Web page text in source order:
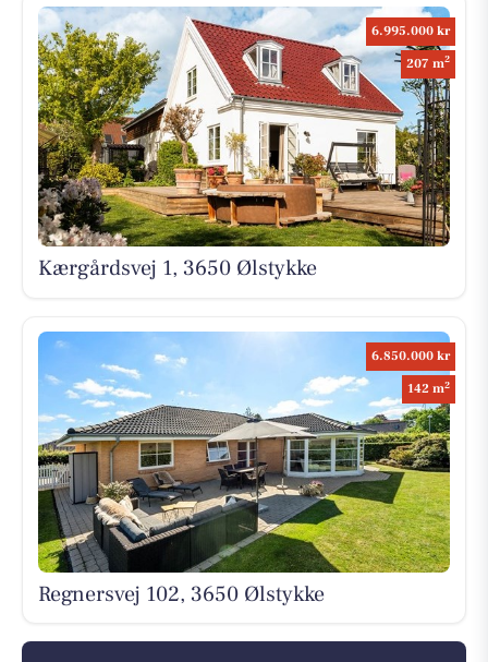
6.995.000 kr
207 m2
Kærgårdsvej 1, 3650 Ølstykke
6.850.000 kr
142 m2
Regnersvej 102, 3650 Ølstykke